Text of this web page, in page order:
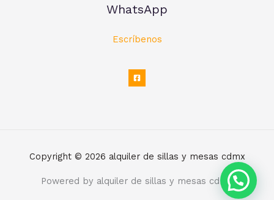
WhatsApp
Escríbenos
Copyright © 2026 alquiler de sillas y mesas cdmx
Powered by alquiler de sillas y mesas cdmx